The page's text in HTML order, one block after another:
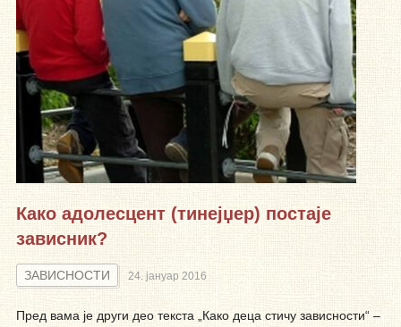
Како адолесцент (тинејџер) постаје
зависник?
ЗАВИСНОСТИ 24. јануар 2016
Пред вама је други део текста „Како деца стичу зависности“ –